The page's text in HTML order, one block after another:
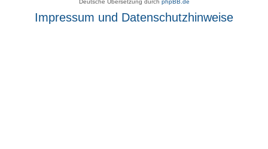
Deutsche Übersetzung durch phpBB.de
Impressum und Datenschutzhinweise